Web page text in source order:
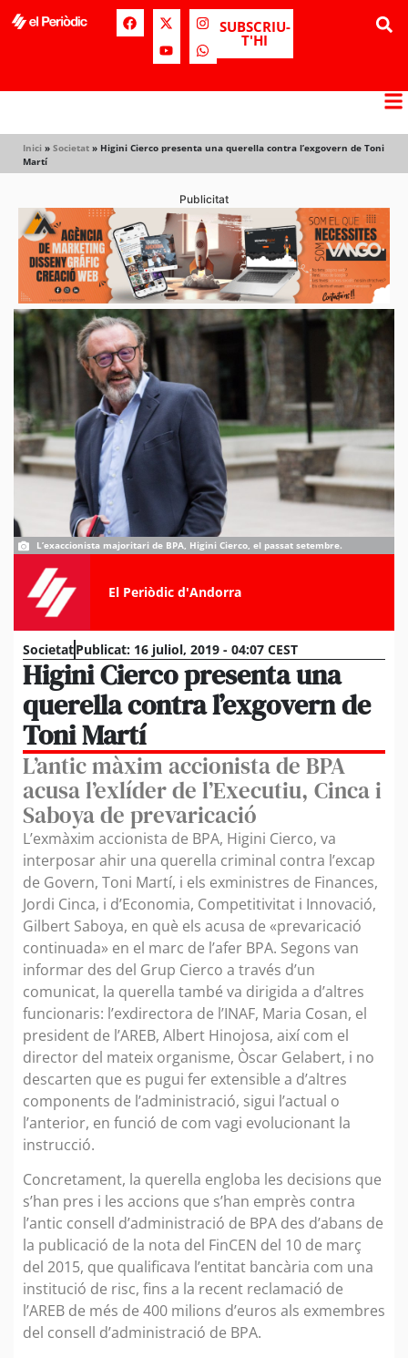
SUBSCRIU-
T'HI
Inici » Societat » Higini Cierco presenta una querella contra l’exgovern de Toni
Martí
Publicitat
L’exaccionista majoritari de BPA, Higini Cierco, el passat setembre.
El Periòdic d'Andorra
SocietatPublicat: 16 juliol, 2019 - 04:07 CEST
Higini Cierco presenta una
querella contra l’exgovern de
Toni Martí
L’antic màxim accionista de BPA
acusa l’exlíder de l’Executiu, Cinca i
Saboya de prevaricació
L’exmàxim accionista de BPA, Higini Cierco, va
interposar ahir una querella criminal contra l’excap
de Govern, Toni Martí, i els exministres de Finances,
Jordi Cinca, i d’Economia, Competitivitat i Innovació,
Gilbert Saboya, en què els acusa de «prevaricació
continuada» en el marc de l’afer BPA. Segons van
informar des del Grup Cierco a través d’un
comunicat, la querella també va dirigida a d’altres
funcionaris: l’exdirectora de l’INAF, Maria Cosan, el
president de l’AREB, Albert Hinojosa, així com el
director del mateix organisme, Òscar Gelabert, i no
descarten que es pugui fer extensible a d’altres
components de l’administració, sigui l’actual o
l’anterior, en funció de com vagi evolucionant la
instrucció.
Concretament, la querella engloba les decisions que
s’han pres i les accions que s’han emprès contra
l’antic consell d’administració de BPA des d’abans de
la publicació de la nota del FinCEN del 10 de març
del 2015, que qualificava l’entitat bancària com una
institució de risc, fins a la recent reclamació de
l’AREB de més de 400 milions d’euros als exmembres
del consell d’administració de BPA.